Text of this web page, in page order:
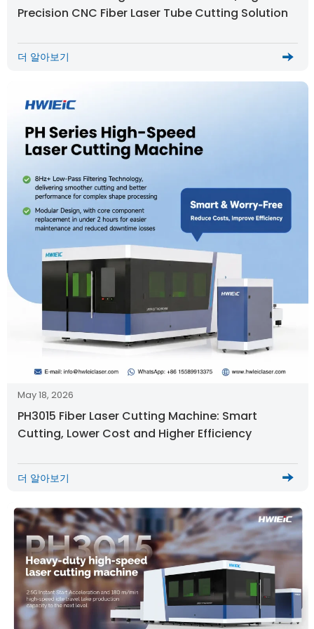
Precision CNC Fiber Laser Tube Cutting Solution
더 알아보기
May 18, 2026
PH3015 Fiber Laser Cutting Machine: Smart
Cutting, Lower Cost and Higher Efficiency
더 알아보기